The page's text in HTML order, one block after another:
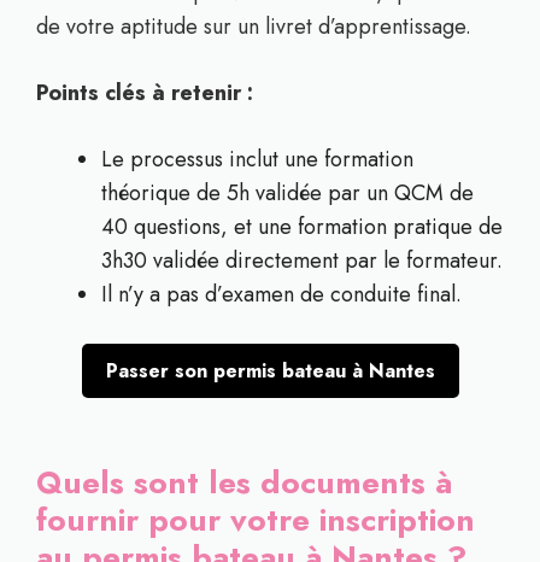
de votre aptitude sur un livret d’apprentissage.
Points clés à retenir :
Le processus inclut une formation
théorique de 5h validée par un QCM de
40 questions, et une formation pratique de
3h30 validée directement par le formateur.
Il n’y a pas d’examen de conduite final.
Passer son permis bateau à Nantes
Quels sont les documents à
fournir pour votre inscription